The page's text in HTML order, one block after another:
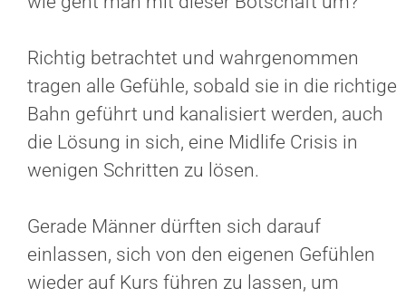
Richtig betrachtet und wahrgenommen
tragen alle Gefühle, sobald sie in die richtige
Bahn geführt und kanalisiert werden, auch
die Lösung in sich, eine Midlife Crisis in
wenigen Schritten zu lösen.
Gerade Männer dürften sich darauf
einlassen, sich von den eigenen Gefühlen
wieder auf Kurs führen zu lassen, um